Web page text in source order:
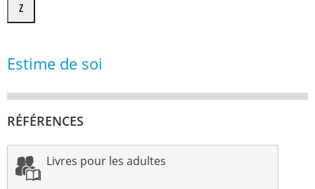
Z
Estime de soi
RÉFÉRENCES
Livres pour les adultes